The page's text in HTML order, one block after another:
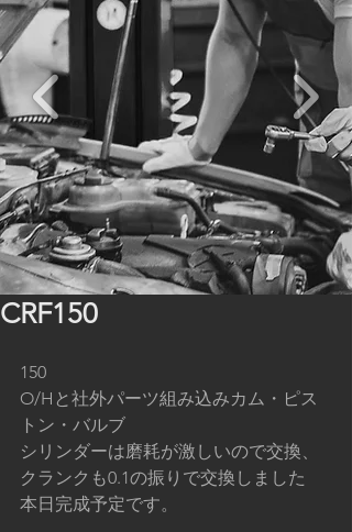
CRF150
150
O/Hと社外パーツ組み込みカム・ピス
トン・バルブ
シリンダーは磨耗が激しいので交換、
クランクも0.1の振りで交換しました
本日完成予定です。